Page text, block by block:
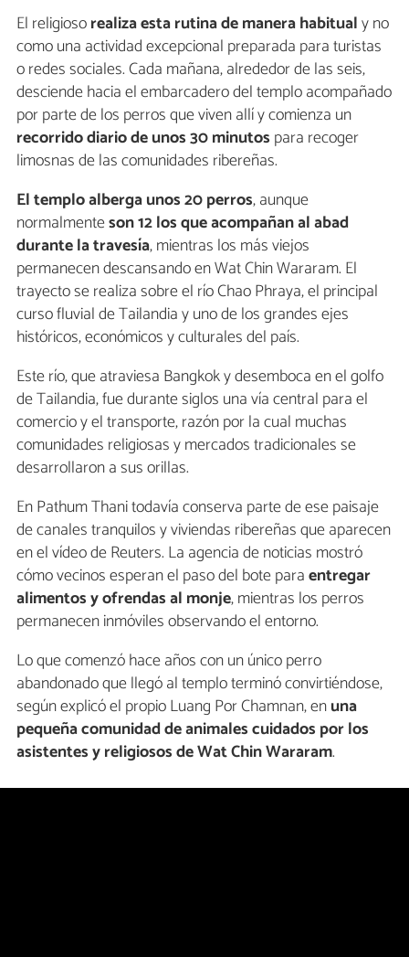
El religiosorealiza esta rutina de manera habitualy no
como una actividad excepcional preparada para turistas
o redes sociales. Cada mañana, alrededor de las seis,
desciende hacia el embarcadero del templo acompañado
por parte de los perros que viven allí y comienza un
recorrido diario de unos 30 minutos para recoger
limosnas de las comunidades ribereñas.
El templo alberga unos 20 perros, aunque
normalmenteson 12 los que acompañan al abad
durante la travesía, mientras los más viejos
permanecen descansando en Wat Chin Wararam. El
trayecto se realiza sobre el río Chao Phraya, el principal
curso fluvial de Tailandia y uno de los grandes ejes
históricos, económicos y culturales del país.
Este río, que atraviesa Bangkok y desemboca en el golfo
de Tailandia, fue durante siglos una vía central para el
comercio y el transporte, razón por la cual muchas
comunidades religiosas y mercados tradicionales se
desarrollaron a sus orillas.
En Pathum Thani todavía conserva parte de ese paisaje
de canales tranquilos y viviendas ribereñas que aparecen
en el vídeo de Reuters. La agencia de noticias mostró
cómo vecinos esperan el paso del bote paraentregar
alimentos y ofrendas al monje, mientras los perros
permanecen inmóviles observando el entorno.
Lo que comenzó hace años con un único perro
abandonado que llegó al templo terminó convirtiéndose,
según explicó el propio Luang Por Chamnan, enuna
pequeña comunidad de animales cuidados por los
asistentes y religiosos de Wat Chin Wararam.